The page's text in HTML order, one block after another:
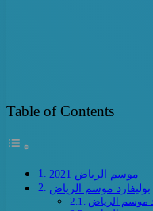
Table of Contents
موسم الرياض 2021
بوليفارد موسم الرياض
موسم الرياض